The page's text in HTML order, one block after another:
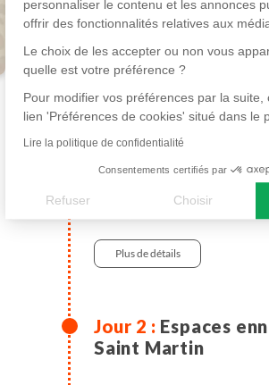
personnaliser le contenu et les annonces
offrir des fonctionnalités relatives aux
Le choix de les accepter ou non vous
quelle est votre préférence ?
Pour modifier vos préférences par la suite,
lien 'Préférences de cookies' situé dans le
Lire la politique de confidentialité
Consentements certifiés par
Refuser Choisir
Axeptio consent
Plateforme de Gestion du Consentement
Notre plateforme vous permet
en
Véhicule ,
Plus de détails
Espaces
Saint Martin